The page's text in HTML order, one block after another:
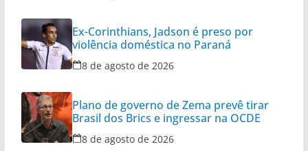
Ex-Corinthians, Jadson é preso por
violência doméstica no Paraná
8 de agosto de 2026
Plano de governo de Zema prevê tirar
Brasil dos Brics e ingressar na OCDE
8 de agosto de 2026